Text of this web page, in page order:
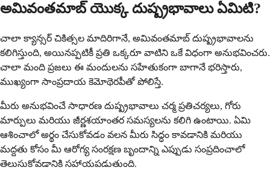
అమివంతమాబ్ యొక్క దుష్ప్రభావాలు ఏమిటి?
చాలా క్యాన్సర్ చికిత్సల మాదిరిగానే, అమివంతమాబ్ దుష్ప్రభావాలను
కలిగిస్తుంది, అయినప్పటికీ ప్రతి ఒక్కరూ వాటిని ఒకే విధంగా అనుభవించరు.
చాలా మంది ప్రజలు ఈ మందులను సహేతుకంగా బాగానే భరిస్తారు,
ముఖ్యంగా సాంప్రదాయ కెమోథెరపీతో పోలిస్తే.
మీరు అనుభవించే సాధారణ దుష్ప్రభావాలు చర్మ ప్రతిచర్యలు, గోరు
మార్పులు మరియు జీర్ణశయాంతర సమస్యలను కలిగి ఉంటాయి. ఏమి
ఆశించాలో అర్థం చేసుకోవడం వలన మీరు సిద్ధం కావడానికి మరియు
మద్దతు కోసం మీ ఆరోగ్య సంరక్షణ బృందాన్ని ఎప్పుడు సంప్రదించాలో
తెలుసుకోవడానికి సహాయపడుతుంది.